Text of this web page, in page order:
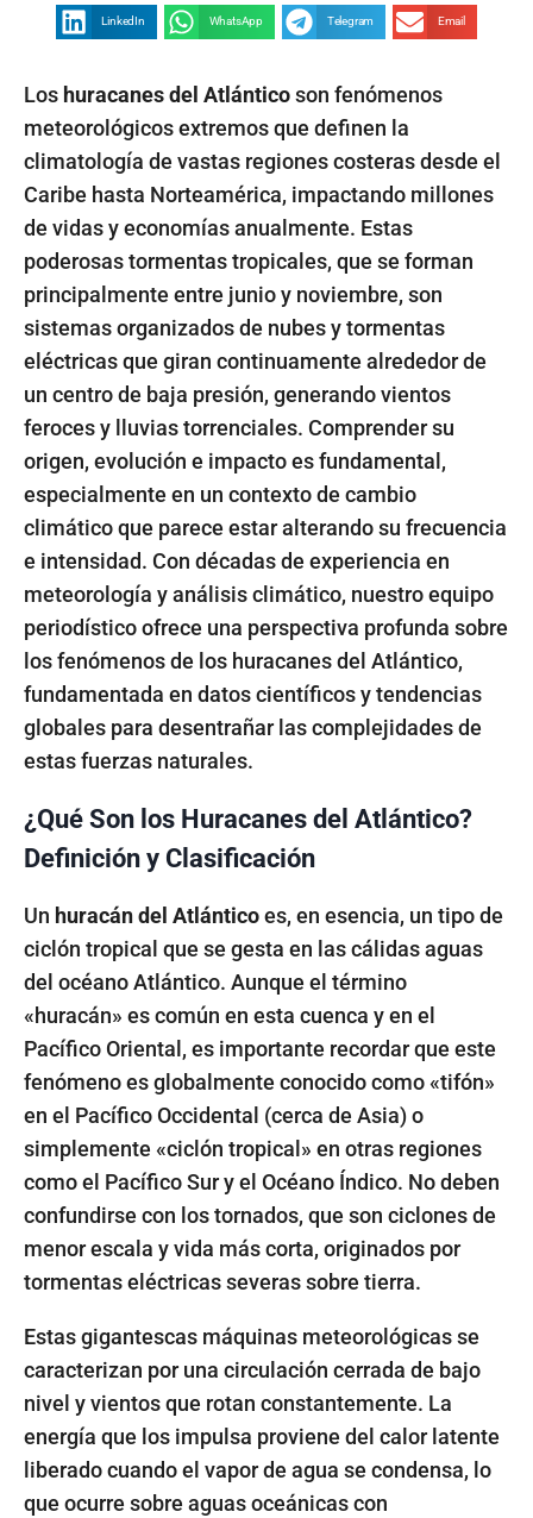
LinkedIn WhatsApp Telegram Email
Los huracanes del Atlánticoson fenómenos
meteorológicos extremos que definen la
climatología de vastas regiones costeras desde el
Caribe hasta Norteamérica, impactando millones
de vidas y economías anualmente. Estas
poderosas tormentas tropicales, que se forman
principalmente entre junio y noviembre, son
sistemas organizados de nubes y tormentas
eléctricas que giran continuamente alrededor de
un centro de baja presión, generando vientos
feroces y lluvias torrenciales. Comprender su
origen, evolución e impacto es fundamental,
especialmente en un contexto de cambio
climático que parece estar alterando su frecuencia
e intensidad. Con décadas de experiencia en
meteorología y análisis climático, nuestro equipo
periodístico ofrece una perspectiva profunda sobre
los fenómenos de los huracanes del Atlántico,
fundamentada en datos científicos y tendencias
globales para desentrañar las complejidades de
estas fuerzas naturales.
¿Qué Son los Huracanes del Atlántico?
Definición y Clasificación
Un huracán del Atlánticoes, en esencia, un tipo de
ciclón tropical que se gesta en las cálidas aguas
del océano Atlántico. Aunque el término
«huracán» es común en esta cuenca y en el
Pacífico Oriental, es importante recordar que este
fenómeno es globalmente conocido como «tifón»
en el Pacífico Occidental (cerca de Asia) o
simplemente «ciclón tropical» en otras regiones
como el Pacífico Sur y el Océano Índico. No deben
confundirse con los tornados, que son ciclones de
menor escala y vida más corta, originados por
tormentas eléctricas severas sobre tierra.
Estas gigantescas máquinas meteorológicas se
caracterizan por una circulación cerrada de bajo
nivel y vientos que rotan constantemente. La
energía que los impulsa proviene del calor latente
liberado cuando el vapor de agua se condensa, lo
que ocurre sobre aguas oceánicas con